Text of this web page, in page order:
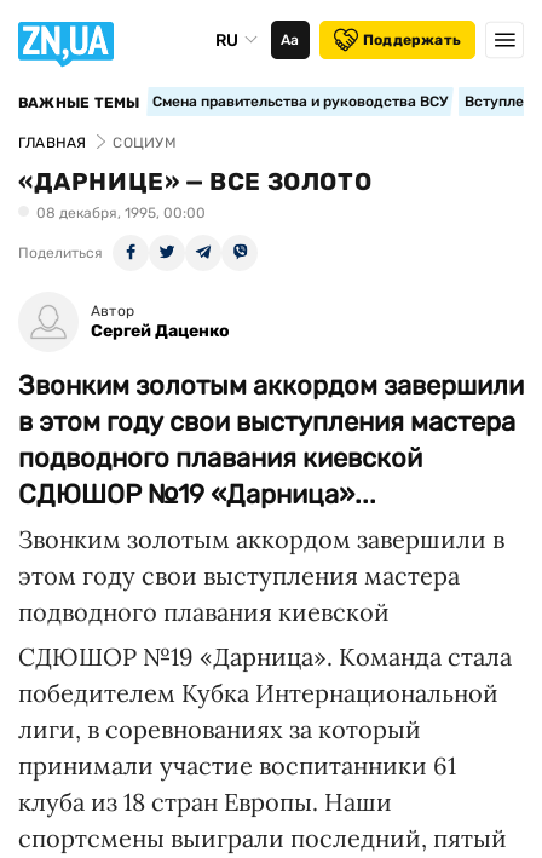
RU Аа Поддержать
ВАЖНЫЕ ТЕМЫ Смена правительства и руководства ВСУ
ГЛАВНАЯ СОЦИУМ
«ДАРНИЦЕ» — ВСЕ ЗОЛОТО
08 декабря, 1995, 00:00
Поделиться
Автор
Сергей Даценко
Звонким золотым аккордом завершили
в этом году свои выступления мастера
подводного плавания киевской
СДЮШОР №19 «Дарница»...
Звонким золотым аккордом завершили в
этом году свои выступления мастера
подводного плавания киевской
СДЮШОР №19 «Дарница». Команда стала
победителем Кубка Интернациональной
лиги, в соревнованиях за который
принимали участие воспитанники 61
клуба из 18 стран Европы. Наши
спортсмены выиграли последний, пятый